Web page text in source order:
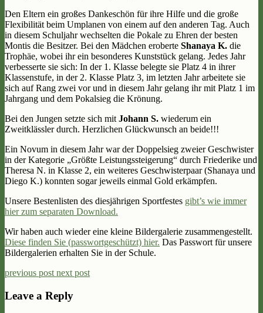
Den Eltern ein großes Dankeschön für ihre Hilfe und die große
Flexibilität beim Umplanen von einem auf den anderen Tag. Auch
in diesem Schuljahr wechselten die Pokale zu Ehren der besten
Montis die Besitzer. Bei den Mädchen eroberte Shanaya K. die
Trophäe, wobei ihr ein besonderes Kunststück gelang. Jedes Jahr
verbesserte sie sich: In der 1. Klasse belegte sie Platz 4 in ihrer
Klassenstufe, in der 2. Klasse Platz 3, im letzten Jahr arbeitete sie
sich auf Rang zwei vor und in diesem Jahr gelang ihr mit Platz 1 im
Jahrgang und dem Pokalsieg die Krönung.
Bei den Jungen setzte sich mitJohann S. wiederum ein
Zweitklässler durch. Herzlichen Glückwunsch an beide!!!
Ein Novum in diesem Jahr war der Doppelsieg zweier Geschwister
in der Kategorie „Größte Leistungssteigerung“ durch Friederike und
Theresa N. in Klasse 2, ein weiteres Geschwisterpaar (Shanaya und
Diego K.) konnten sogar jeweils einmal Gold erkämpfen.
Unsere Bestenlisten des diesjährigen Sportfestes gibt’s wie immer
hier zum separaten Download.
Wir haben auch wieder eine kleine Bildergalerie zusammengestellt.
Diese finden Sie (passwortgeschützt) hier. Das Passwort für unsere
Bildergalerien erhalten Sie in der Schule.
previous postnext post
Leave a Reply